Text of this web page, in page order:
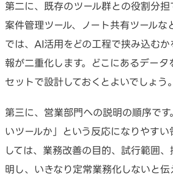
第二に、既存のツール群との役割分
案件管理ツール、ノート共有ツールな
では、AI活用をどの工程で挟み込む
報が二重化します。どこにあるデータ
セットで設計しておくとよいでしょう。
第三に、営業部門への説明の順序で
いツールか」という反応になりやすい
しては、業務改善の目的、試行範囲
明し、いきなり定常業務化しないと